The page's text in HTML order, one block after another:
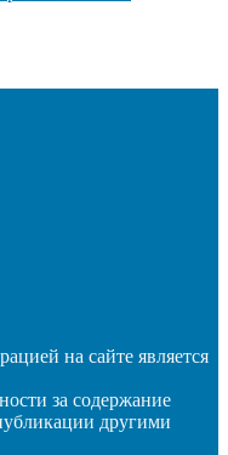
на сайте является
за содержание
другими